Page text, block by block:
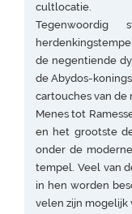
cultlocatie.
de negentiende
de Abydos-
cartouches van de
Menes tot
en het grootste
onder de
tempel. Veel van
in hen worden
velen zijn mogelijk